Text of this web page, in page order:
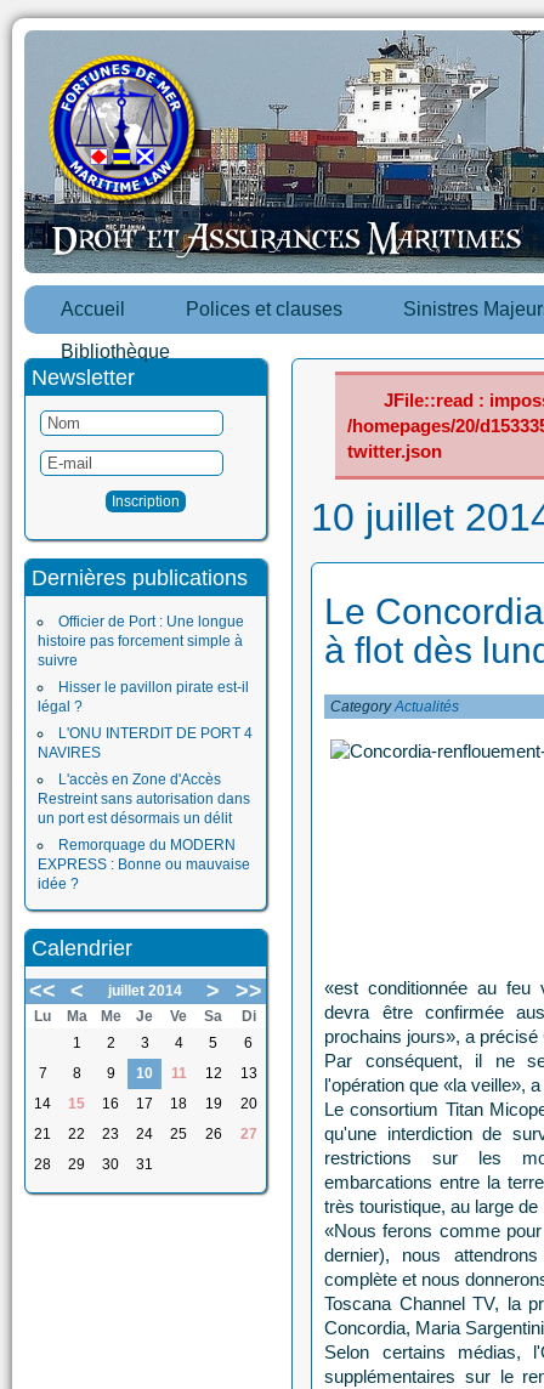
Accueil Polices et clauses Sinistres
Bibliothèque
Newsletter
Dernières publications
Officier de Port : Une longue
histoire pas forcement simple à
suivre
Hisser le pavillon pirate est-il
légal ?
L'ONU INTERDIT DE PORT 4
NAVIRES
L'accès en Zone d'Accès
Restreint sans autorisation dans
un port est désormais un délit
Remorquage du MODERN
EXPRESS : Bonne ou mauvaise
idée ?
Calendrier
<<
< juillet 2014 > >>
Lu Ma Me Je Ve Sa
Di
1
2 3 4 5
6
7
8 9 10 11 12
13
14
15 16 17 18 19
20
21
22 23 24 25 26
27
28
29 30 31
JFile::read :
/homepages/20/
twitter.json
10 juillet
Le
à flot dès
CategoryActualités
«est conditionnée au feu
devra être confirmée
prochains jours», a précisé
Par conséquent, il ne
l'opération que «la veille»,
Le consortium Titan
qu'une interdiction de
restrictions sur les
embarcations entre la
très touristique, au large de
«Nous ferons comme
dernier), nous
complète et nous
Toscana Channel TV, la
Concordia, Maria
Selon certains médias,
supplémentaires sur le